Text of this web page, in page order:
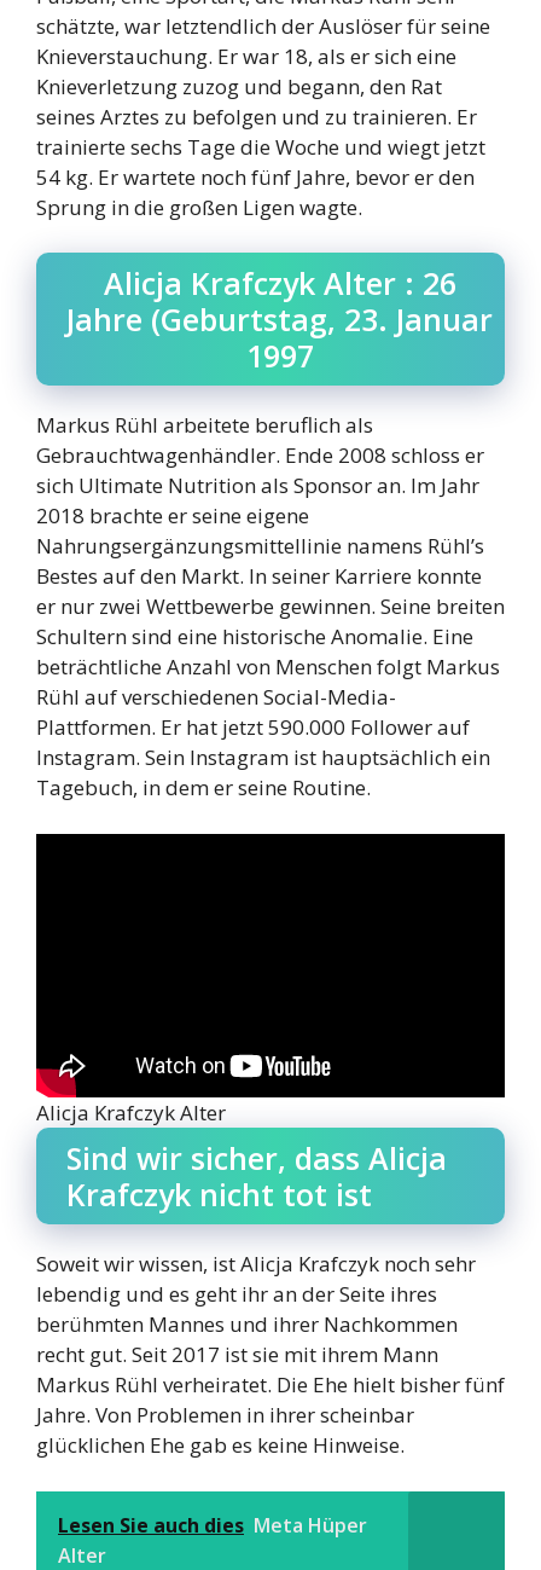
schätzte, war letztendlich der Auslöser für seine
Knieverstauchung. Er war 18, als er sich eine
Knieverletzung zuzog und begann, den Rat
seines Arztes zu befolgen und zu trainieren. Er
trainierte sechs Tage die Woche und wiegt jetzt
54 kg. Er wartete noch fünf Jahre, bevor er den
Sprung in die großen Ligen wagte.
Alicja Krafczyk Alter : 26
Jahre (Geburtstag, 23. Januar
1997
Markus Rühl arbeitete beruflich als
Gebrauchtwagenhändler. Ende 2008 schloss er
sich Ultimate Nutrition als Sponsor an. Im Jahr
2018 brachte er seine eigene
Nahrungsergänzungsmittellinie namens Rühl’s
Bestes auf den Markt. In seiner Karriere konnte
er nur zwei Wettbewerbe gewinnen. Seine breiten
Schultern sind eine historische Anomalie. Eine
beträchtliche Anzahl von Menschen folgt Markus
Rühl auf verschiedenen Social-Media-
Plattformen. Er hat jetzt 590.000 Follower auf
Instagram. Sein Instagram ist hauptsächlich ein
Tagebuch, in dem er seine Routine.
Alicja Krafczyk Alter
Sind wir sicher, dass Alicja
Krafczyk nicht tot ist
Soweit wir wissen, ist Alicja Krafczyk noch sehr
lebendig und es geht ihr an der Seite ihres
berühmten Mannes und ihrer Nachkommen
recht gut. Seit 2017 ist sie mit ihrem Mann
Markus Rühl verheiratet. Die Ehe hielt bisher fünf
Jahre. Von Problemen in ihrer scheinbar
glücklichen Ehe gab es keine Hinweise.
Lesen Sie auch dies Meta Hüper
Alter